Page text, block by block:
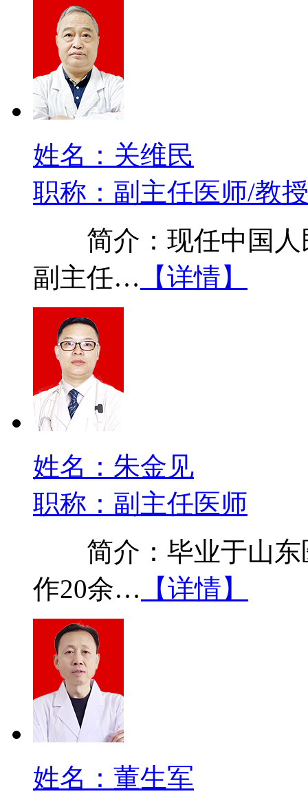
姓名：关维民
职称：副主任医师/教授
简介：现任中国人
副主任… 【详情】
姓名：朱金见
职称：副主任医师
简介：毕业于山东
作20余… 【详情】
姓名：董生军